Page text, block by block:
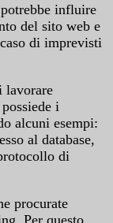
influire
del sito web e
di imprevisti
lavorare
i
alcuni esempi:
al database,
di
procurate
Per questo